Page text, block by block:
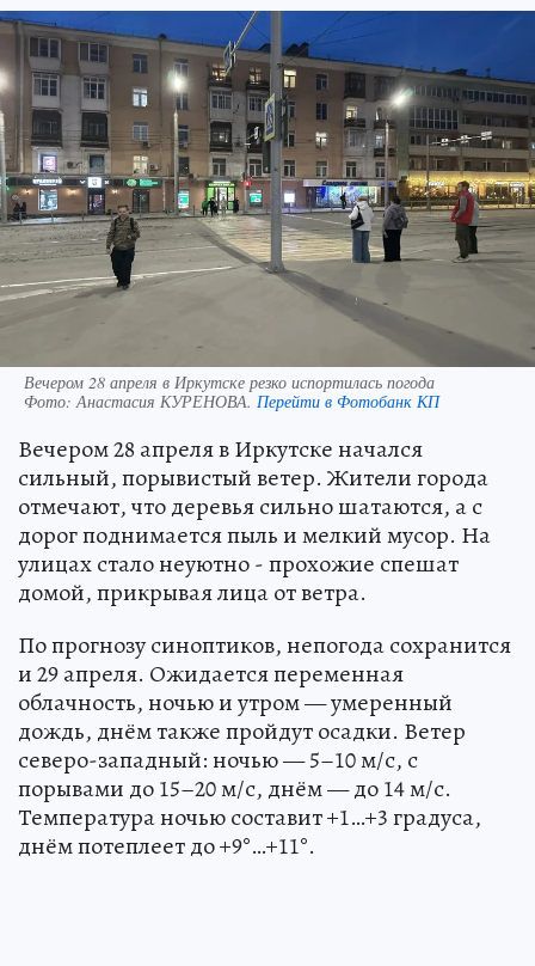
Вечером 28 апреля в Иркутске резко испортилась погода
Фото:Анастасия КУРЕНОВА. Перейти в Фотобанк КП
Вечером 28 апреля в Иркутске начался
сильный, порывистый ветер. Жители города
отмечают, что деревья сильно шатаются, а с
дорог поднимается пыль и мелкий мусор. На
улицах стало неуютно - прохожие спешат
домой, прикрывая лица от ветра.
По прогнозу синоптиков, непогода сохранится
и 29 апреля. Ожидается переменная
облачность, ночью и утром — умеренный
дождь, днём также пройдут осадки. Ветер
северо-западный: ночью — 5–10 м/с, с
порывами до 15–20 м/с, днём — до 14 м/с.
Температура ночью составит +1…+3 градуса,
днём потеплеет до +9°…+11°.